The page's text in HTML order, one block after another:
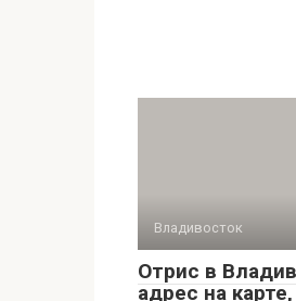
Владивосток
Отрис в
адрес на